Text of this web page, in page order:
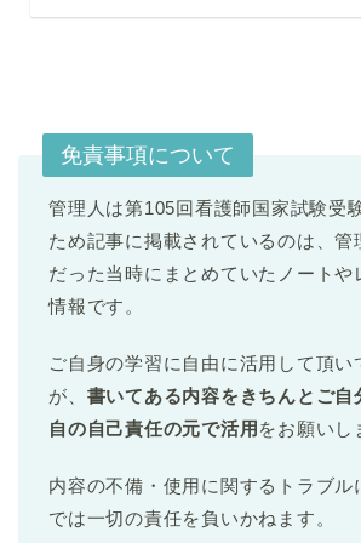
免責事項について
管理人は第105回看護師国家試験受
ため記事に掲載されているのは、管
だった当時にまとめていたノートや
情報です。
ご自身の学習に自由に活用して頂い
が、 書いてある内容をきちんとご自
自の自己責任の元で活用 をお願いし
内容の不備・使用に関するトラブル
では一切の責任を負いかねます。